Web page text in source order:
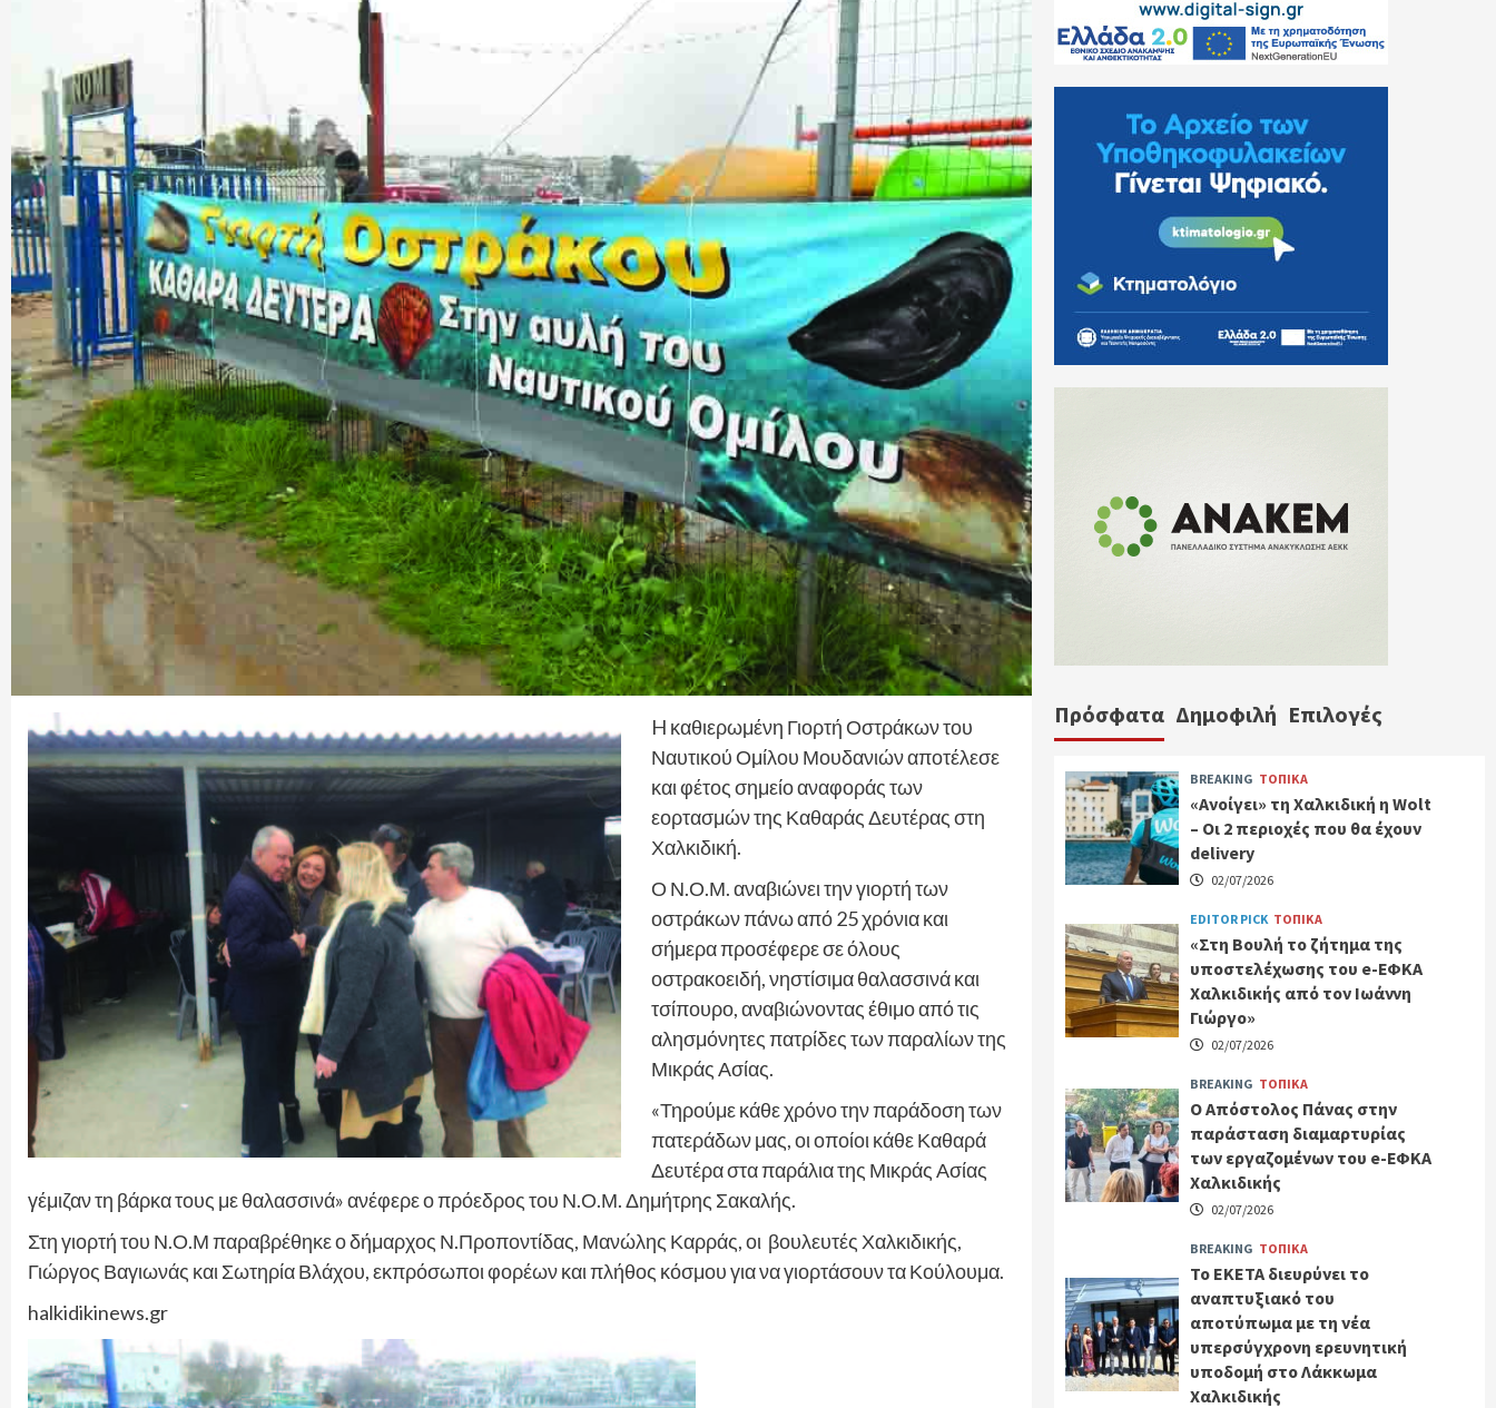
H καθιερωμένη Γιορτή Οστράκων του
Ναυτικού Ομίλου Μουδανιών αποτέλεσε
και φέτος σημείο αναφοράς των
εορτασμών της Καθαράς Δευτέρας στη
Χαλκιδική.
Ο Ν.Ο.Μ. αναβιώνει την γιορτή των
οστράκων πάνω από 25 χρόνια και
σήμερα προσέφερε σε όλους
οστρακοειδή, νηστίσιμα θαλασσινά και
τσίπουρο, αναβιώνοντας έθιμο από τις
αλησμόνητες πατρίδες των παραλίων της
Μικράς Ασίας.
«Τηρούμε κάθε χρόνο την παράδοση των
πατεράδων μας, οι οποίοι κάθε Καθαρά
Δευτέρα στα παράλια της Μικράς Ασίας
γέμιζαν τη βάρκα τους με θαλασσινά» ανέφερε ο πρόεδρος του Ν.Ο.Μ. Δημήτρης Σακαλής.
Στη γιορτή του Ν.Ο.Μ παραβρέθηκε ο δήμαρχος Ν.Προποντίδας, Μανώλης Καρράς, οι βουλευτές Χαλκιδικής,
Γιώργος Βαγιωνάς και Σωτηρία Βλάχου, εκπρόσωποι φορέων και πλήθος κόσμου για να γιορτάσουν τα Κούλουμα.
halkidikinews.gr
Πρόσφατα Δημοφιλή Επιλογές
BREAKING ΤΟΠΙΚΑ
«Ανοίγει» τη Χαλκιδική η Wolt
– Οι 2 περιοχές που θα έχουν
delivery
02/07/2026
EDITOR PICK ΤΟΠΙΚΑ
«Στη Βουλή το ζήτημα της
υποστελέχωσης του e-ΕΦΚΑ
Χαλκιδικής από τον Ιωάννη
Γιώργο»
02/07/2026
BREAKING ΤΟΠΙΚΑ
Ο Απόστολος Πάνας στην
παράσταση διαμαρτυρίας
των εργαζομένων του e-ΕΦΚΑ
Χαλκιδικής
02/07/2026
BREAKING ΤΟΠΙΚΑ
Το ΕΚΕΤΑ διευρύνει το
αναπτυξιακό του
αποτύπωμα με τη νέα
υπερσύγχρονη ερευνητική
υποδομή στο Λάκκωμα
Χαλκιδικής